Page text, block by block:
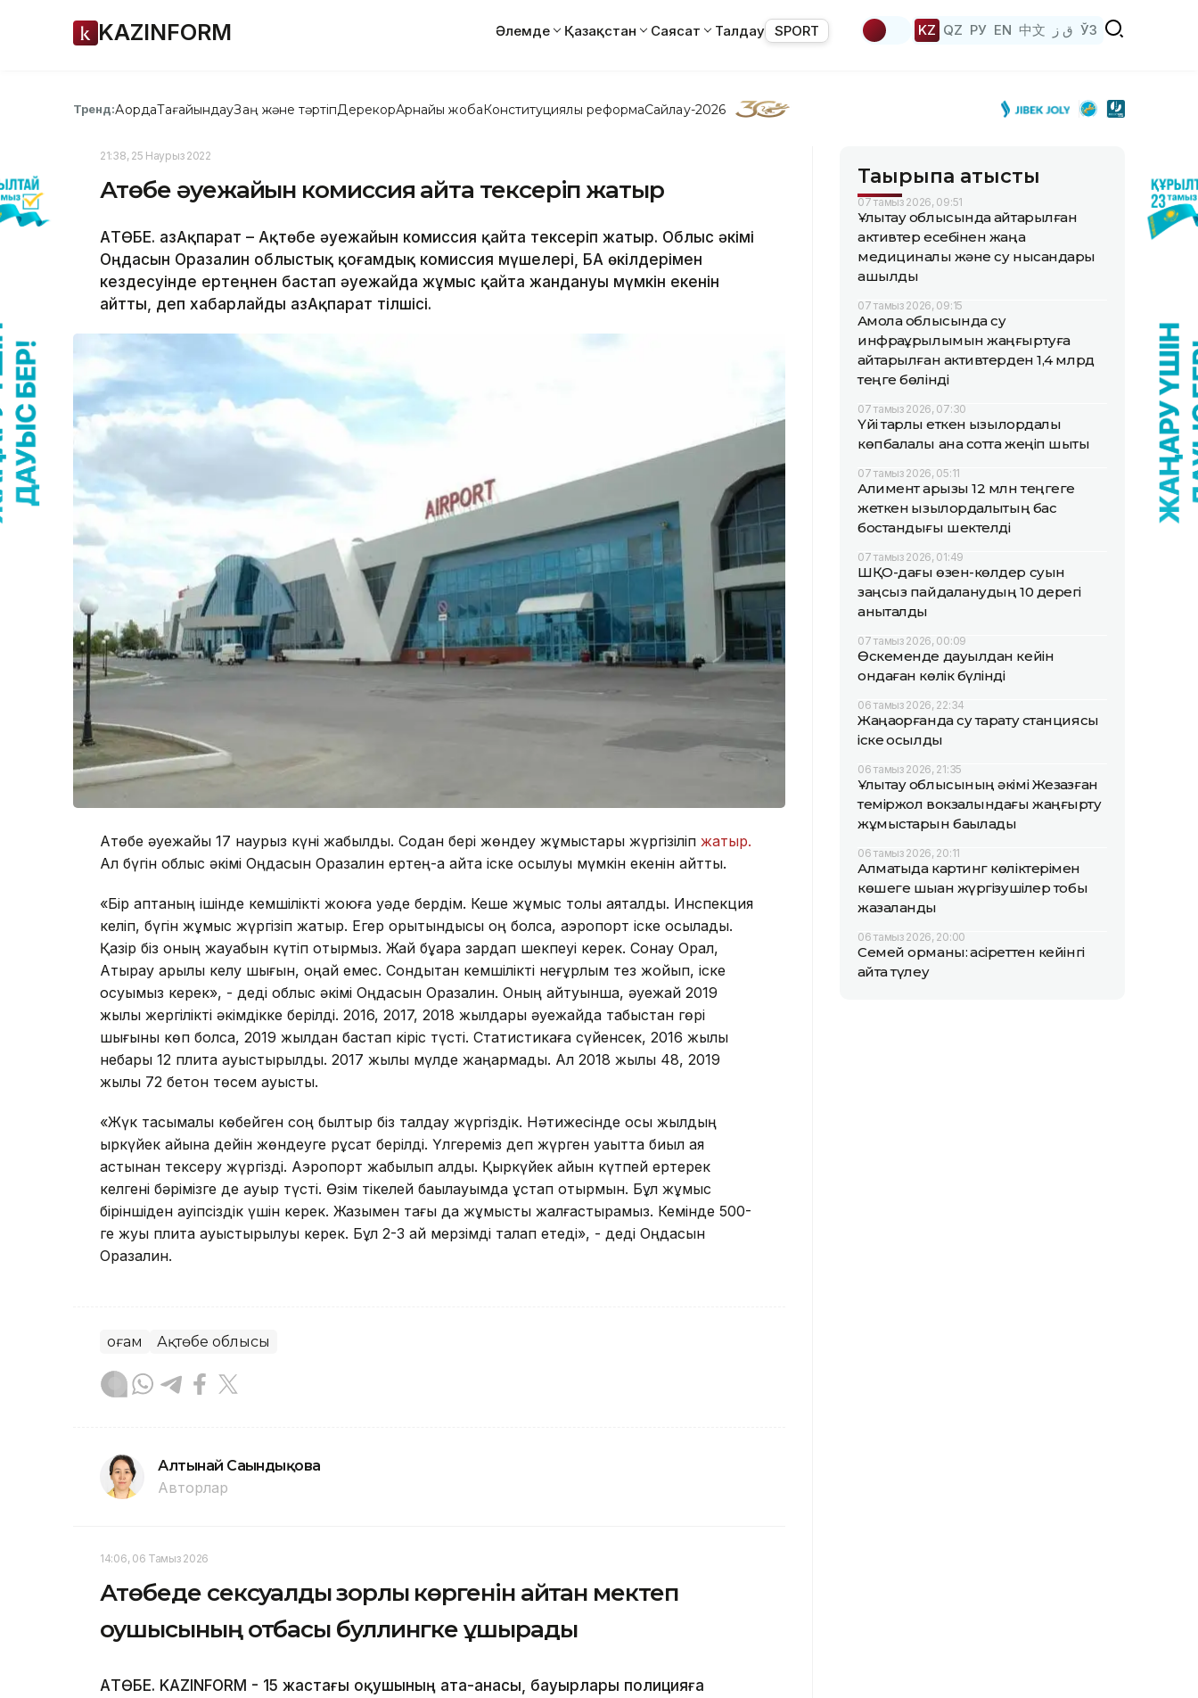
KAZINFORM Әлемде Қазақстан Саясат Талдау SPORT KZ QZ РУ EN 中文 ق ز ЎЗ
Тренд:АқордаТағайындауЗаң және тәртіпДерекқорАрнайы жобаКонституциялық реформаСайлау-2026
21:38, 25 Наурыз 2022
Ақтөбе әуежайын комиссия қайта тексеріп жатыр
АҚТӨБЕ. ҚазАқпарат – Ақтөбе әуежайын комиссия қайта тексеріп жатыр. Облыс әкімі
Оңдасын Оразалин облыстық қоғамдық комиссия мүшелері, БАҚ өкілдерімен
кездесуінде ертеңнен бастап әуежайда жұмыс қайта жандануы мүмкін екенін
айтты, деп хабарлайды ҚазАқпарат тілшісі.
Ақтөбе әуежайы 17 наурыз күні жабылды. Содан бері жөндеу жұмыстары жүргізіліп жатыр.
Ал бүгін облыс әкімі Оңдасын Оразалин ертең-ақ қайта іске қосылуы мүмкін екенін айтты.
«Бір аптаның ішінде кемшілікті жоюға уәде бердім. Кеше жұмыс толық аяқталды. Инспекция
келіп, бүгін жұмыс жүргізіп жатыр. Егер қорытындысы оң болса, аэропорт іске қосылады.
Қазір біз оның жауабын күтіп отырмыз. Жай бұқара зардап шекпеуі керек. Сонау Орал,
Атырау арқылы келу шығын, оңай емес. Сондықтан кемшілікті неғұрлым тез жойып, іске
қосуымыз керек», - деді облыс әкімі Оңдасын Оразалин. Оның айтуынша, әуежай 2019
жылы жергілікті әкімдікке берілді. 2016, 2017, 2018 жылдары әуежайда табыстан гөрі
шығыны көп болса, 2019 жылдан бастап кіріс түсті. Статистикаға сүйенсек, 2016 жылы
небары 12 плита ауыстырылды. 2017 жылы мүлде жаңармады. Ал 2018 жылы 48, 2019
жылы 72 бетон төсем ауысты.
«Жүк тасымалы көбейген соң былтыр біз талдау жүргіздік. Нәтижесінде осы жылдың
қыркүйек айына дейін жөндеуге рұқсат берілді. Үлгереміз деп жүрген уақытта биыл аяқ
астынан тексеру жүргізді. Аэропорт жабылып қалды. Қыркүйек айын күтпей ертерек
келгені бәрімізге де ауыр түсті. Өзім тікелей бақылауымда ұстап отырмын. Бұл жұмыс
біріншіден қауіпсіздік үшін керек. Жазымен тағы да жұмысты жалғастырамыз. Кемінде 500-
ге жуық плита ауыстырылуы керек. Бұл 2-3 ай мерзімді талап етеді», - деді Оңдасын
Оразалин.
Қоғам Ақтөбе облысы
Алтынай Сағындықова
Авторлар
14:06, 06 Тамыз 2026
Ақтөбеде сексуалдық зорлық көргенін айтқан мектеп
оқушысының отбасы буллингке ұшырады
АҚТӨБЕ. KAZINFORM - 15 жастағы оқушының ата-анасы, бауырлары полицияға
Тақырыпқа қатысты
07 тамыз 2026, 09:51
Ұлытау облысында қайтарылған
активтер есебінен жаңа
медициналық және су нысандары
ашылды
07 тамыз 2026, 09:15
Ақмола облысында су
инфрақұрылымын жаңғыртуға
қайтарылған активтерден 1,4 млрд
теңге бөлінді
07 тамыз 2026, 07:30
Үйі тарлық еткен қызылордалық
көпбалалы ана сотта жеңіп шықты
07 тамыз 2026, 05:11
Алимент қарызы 12 млн теңгеге
жеткен қызылордалықтың бас
бостандығы шектелді
07 тамыз 2026, 01:49
ШҚО-дағы өзен-көлдер суын
заңсыз пайдаланудың 10 дерегі
анықталды
07 тамыз 2026, 00:09
Өскеменде дауылдан кейін
ондаған көлік бүлінді
06 тамыз 2026, 22:34
Жаңақорғанда су тарату станциясы
іске қосылды
06 тамыз 2026, 21:35
Ұлытау облысының әкімі Жезқазған
теміржол вокзалындағы жаңғырту
жұмыстарын бақылады
06 тамыз 2026, 20:11
Алматыда картинг көліктерімен
көшеге шыққан жүргізушілер тобы
жазаланды
06 тамыз 2026, 20:00
Семей орманы: қасіреттен кейінгі
қайта түлеу